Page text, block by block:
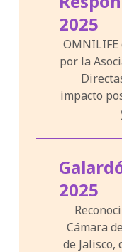
2025
por la
impacto
2025
Cámara
de Jalisco,